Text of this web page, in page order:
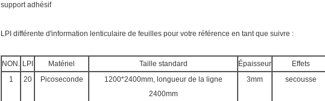
support adhésif
LPI différente d'information lenticulaire de feuilles pour votre référence en tant que suivre :
NON. LPI Matériel Taille standard Épaisseur Effets
1
20 Picoseconde
1200*2400mm, longueur de la ligne
2400mm
3mm secousse